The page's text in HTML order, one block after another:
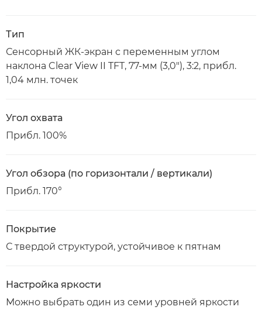
Тип
Сенсорный ЖК-экран с переменным углом
наклона Clear View II TFT, 77-мм (3,0"), 3:2, прибл.
1,04 млн. точек
Угол охвата
Прибл. 100%
Угол обзора (по горизонтали / вертикали)
Прибл. 170°
Покрытие
С твердой структурой, устойчивое к пятнам
Настройка яркости
Можно выбрать один из семи уровней яркости